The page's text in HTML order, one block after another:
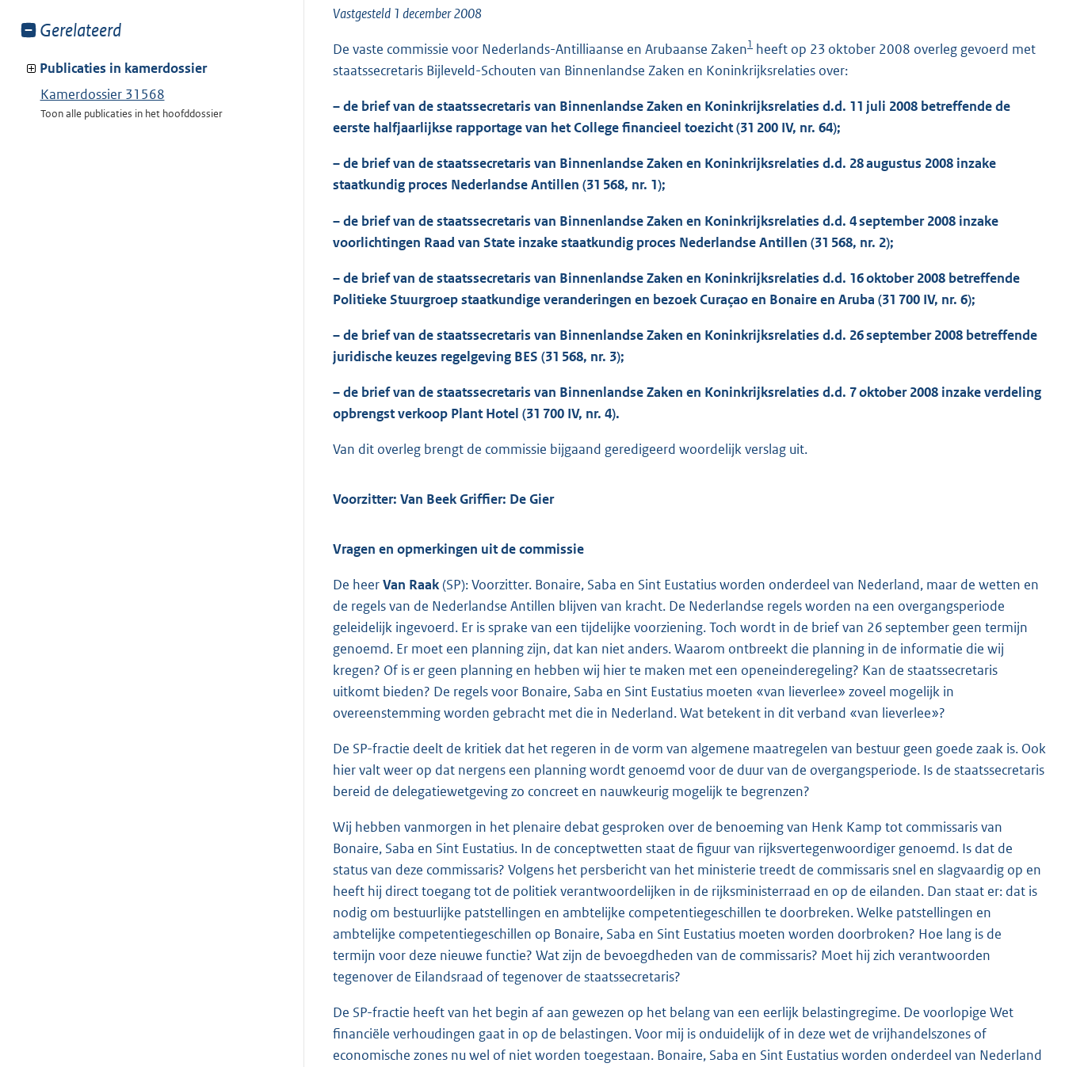
Toon
van:
Gerelateerd
Publicaties in kamerdossier
Kamerdossier 31568
Toon alle publicaties in het hoofddossier
t
t
:
4
K
Vastgesteld 1 december 2008
De vaste commissie voor Nederlands-Antilliaanse en Arubaanse Zaken1 heeft op 23 oktober 2008 overleg gevoerd met
staatssecretaris Bijleveld-Schouten van Binnenlandse Zaken en Koninkrijksrelaties over:
– de brief van de staatssecretaris van Binnenlandse Zaken en Koninkrijksrelaties d.d. 11 juli 2008 betreffende de
eerste halfjaarlijkse rapportage van het College financieel toezicht (31 200 IV, nr. 64);
– de brief van de staatssecretaris van Binnenlandse Zaken en Koninkrijksrelaties d.d. 28 augustus 2008 inzake
staatkundig proces Nederlandse Antillen (31 568, nr. 1);
– de brief van de staatssecretaris van Binnenlandse Zaken en Koninkrijksrelaties d.d. 4 september 2008 inzake
voorlichtingen Raad van State inzake staatkundig proces Nederlandse Antillen (31 568, nr. 2);
– de brief van de staatssecretaris van Binnenlandse Zaken en Koninkrijksrelaties d.d. 16 oktober 2008 betreffende
Politieke Stuurgroep staatkundige veranderingen en bezoek Curaçao en Bonaire en Aruba (31 700 IV, nr. 6);
– de brief van de staatssecretaris van Binnenlandse Zaken en Koninkrijksrelaties d.d. 26 september 2008 betreffende
juridische keuzes regelgeving BES (31 568, nr. 3);
– de brief van de staatssecretaris van Binnenlandse Zaken en Koninkrijksrelaties d.d. 7 oktober 2008 inzake verdeling
opbrengst verkoop Plant Hotel (31 700 IV, nr. 4).
Van dit overleg brengt de commissie bijgaand geredigeerd woordelijk verslag uit.
Voorzitter: Van Beek Griffier: De Gier
Vragen en opmerkingen uit de commissie
De heerVan Raak(SP): Voorzitter. Bonaire, Saba en Sint Eustatius worden onderdeel van Nederland, maar de wetten en
de regels van de Nederlandse Antillen blijven van kracht. De Nederlandse regels worden na een overgangsperiode
geleidelijk ingevoerd. Er is sprake van een tijdelijke voorziening. Toch wordt in de brief van 26 september geen termijn
genoemd. Er moet een planning zijn, dat kan niet anders. Waarom ontbreekt die planning in de informatie die wij
kregen? Of is er geen planning en hebben wij hier te maken met een openeinderegeling? Kan de staatssecretaris
uitkomt bieden? De regels voor Bonaire, Saba en Sint Eustatius moeten «van lieverlee» zoveel mogelijk in
overeenstemming worden gebracht met die in Nederland. Wat betekent in dit verband «van lieverlee»?
De SP-fractie deelt de kritiek dat het regeren in de vorm van algemene maatregelen van bestuur geen goede zaak is. Ook
hier valt weer op dat nergens een planning wordt genoemd voor de duur van de overgangsperiode. Is de staatssecretaris
bereid de delegatiewetgeving zo concreet en nauwkeurig mogelijk te begrenzen?
Wij hebben vanmorgen in het plenaire debat gesproken over de benoeming van Henk Kamp tot commissaris van
Bonaire, Saba en Sint Eustatius. In de conceptwetten staat de figuur van rijksvertegenwoordiger genoemd. Is dat de
status van deze commissaris? Volgens het persbericht van het ministerie treedt de commissaris snel en slagvaardig op en
heeft hij direct toegang tot de politiek verantwoordelijken in de rijksministerraad en op de eilanden. Dan staat er: dat is
nodig om bestuurlijke patstellingen en ambtelijke competentiegeschillen te doorbreken. Welke patstellingen en
ambtelijke competentiegeschillen op Bonaire, Saba en Sint Eustatius moeten worden doorbroken? Hoe lang is de
termijn voor deze nieuwe functie? Wat zijn de bevoegdheden van de commissaris? Moet hij zich verantwoorden
tegenover de Eilandsraad of tegenover de staatssecretaris?
De SP-fractie heeft van het begin af aan gewezen op het belang van een eerlijk belastingregime. De voorlopige Wet
financiële verhoudingen gaat in op de belastingen. Voor mij is onduidelijk of in deze wet de vrijhandelszones of
economische zones nu wel of niet worden toegestaan. Bonaire, Saba en Sint Eustatius worden onderdeel van Nederland